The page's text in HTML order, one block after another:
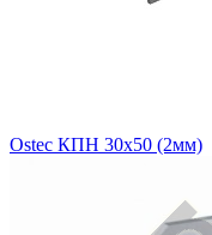
Ostec КПН 30х50 (2мм)